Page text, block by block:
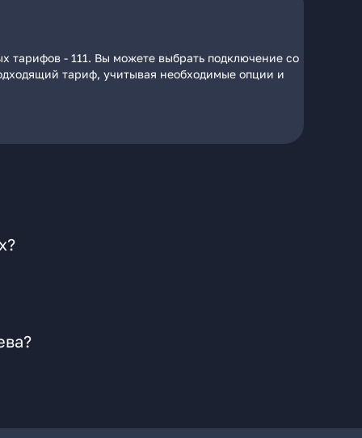
тарифов - 111. Вы можете выбрать подключение со
тариф, учитывая необходимые опции и